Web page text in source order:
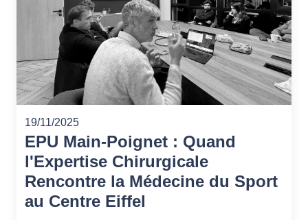
19/11/2025
EPU Main-Poignet : Quand
l'Expertise Chirurgicale
Rencontre la Médecine du Sport
au Centre Eiffel